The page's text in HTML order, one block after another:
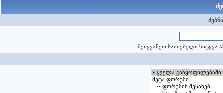
შეიყვანეთ საძიებელი სიტყვა